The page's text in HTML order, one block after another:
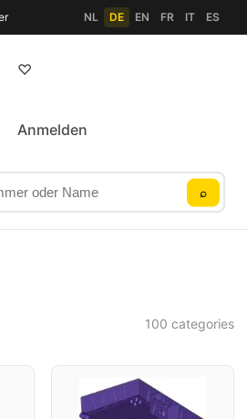
NL DE EN FR IT ES
oder Name
⌕
♡
Anmelden
100 categories